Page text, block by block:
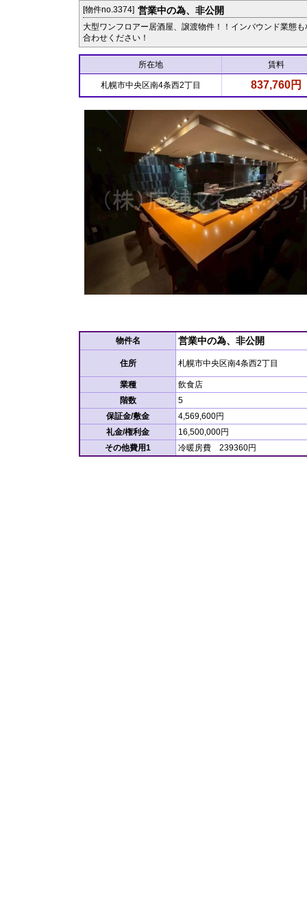
[物件no.3374] 営業中の為、非公開
大型ワンフロアー居酒屋、譲渡物件！！インバウンド業態
合わせください！
所在地 賃料
札幌市中央区南4条西2丁目 837,760円
物件名 営業中の為、非公開
住所 札幌市中央区南4条西2丁目
業種
飲食店
階数
5
保証金/敷金
4,569,600円
礼金/権利金
16,500,000円
その他費用1
冷暖房費 239360円